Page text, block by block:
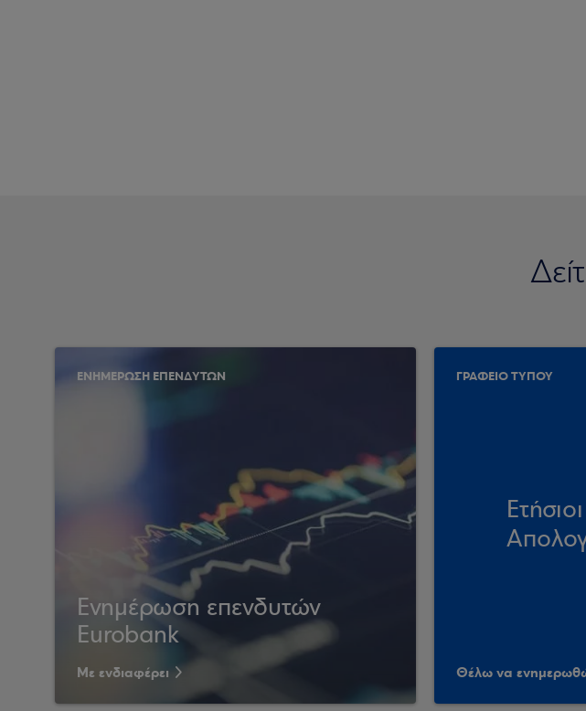
ΕΝΗΜΕΡΩΣΗ ΕΠΕΝΔΥΤΩΝ
Ενημέρωση επενδυτών
Eurobank
Με ενδιαφέρει
ΓΡΑΦΕΙΟ ΤΥΠΟΥ
Ετήσιοι
Θέλω να